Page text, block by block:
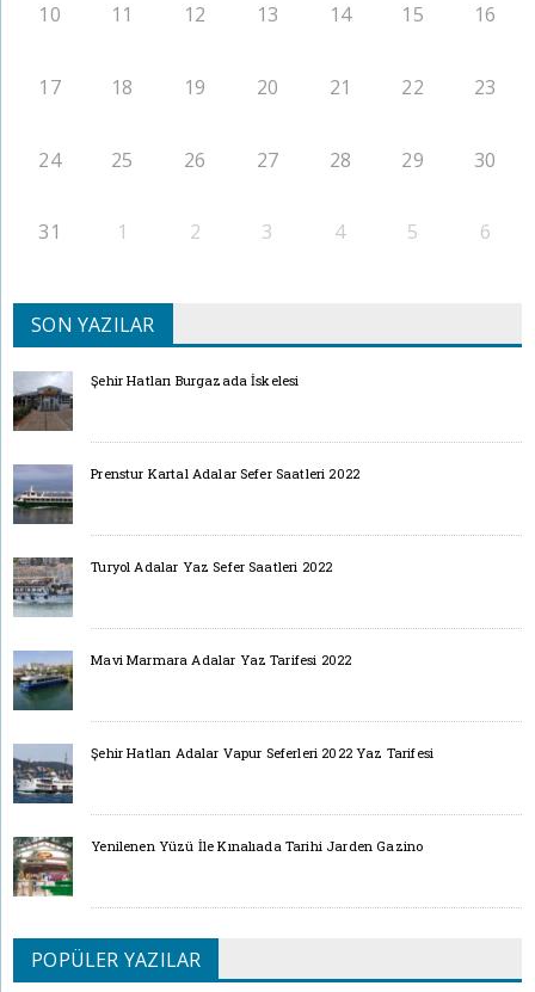
10 11 12 13 14 15 16
17 18 19 20 21 22 23
24 25 26 27 28 29 30
31 1 2 3 4 5 6
SON YAZILAR
Şehir Hatları Burgazada İskelesi
Prenstur Kartal Adalar Sefer Saatleri 2022
Turyol Adalar Yaz Sefer Saatleri 2022
Mavi Marmara Adalar Yaz Tarifesi 2022
Şehir Hatları Adalar Vapur Seferleri 2022 Yaz Tarifesi
Yenilenen Yüzü İle Kınalıada Tarihi Jarden Gazino
POPÜLER YAZILAR